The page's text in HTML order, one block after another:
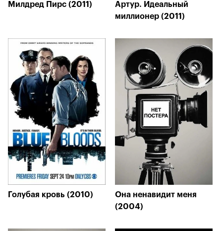
Милдред Пирс (2011)
Артур. Идеальный
миллионер (2011)
Голубая кровь (2010)
Она ненавидит меня
(2004)